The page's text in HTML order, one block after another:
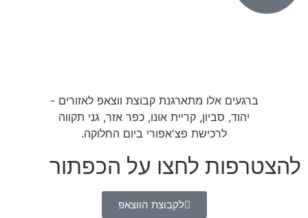
ברגעים אלו מתארגנת קבוצת ווצאפ לאזורים -
יהוד, סביון, קריית אונו, כפר אזר, גני תקווה
לרכישת פצ'אפורי ביום החלוקה.​
להצטרפות לחצו על הכפתור
לקבוצת הווצאפ